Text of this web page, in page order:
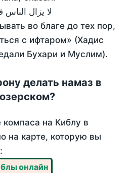
لا يزال
во благе до тех пор,
с ифтаром» (Хадис
Бухари и Муслим).
делать намаз в
компаса на Киблу в
на карте, которую вы
онлайн